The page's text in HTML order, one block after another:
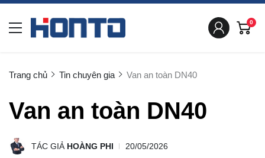
0
Trang chủ Tin chuyên gia Van an toàn DN40
Van an toàn DN40
TÁC GIẢ HOÀNG PHI 20/05/2026